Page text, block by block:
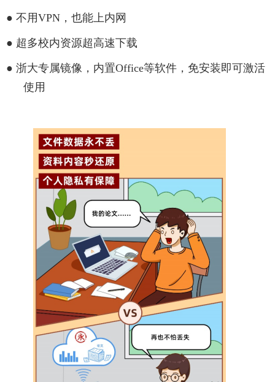
● 不用VPN，也能上内网
● 超多校内资源超高速下载
● 浙大专属镜像，内置Office等软件，免安装即可激活
使用